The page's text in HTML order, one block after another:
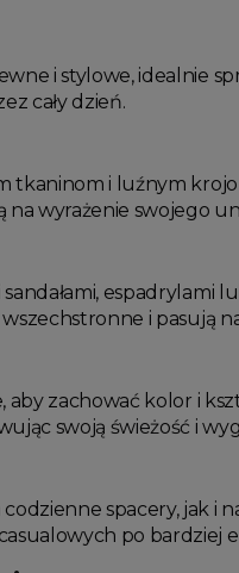
i stylowe, idealnie
cały dzień.
i luźnym
wyrażenie swojego
espadrylami
i pasują
zachować kolor i
swoją świeżość i
spacery, jak i
po bardziej